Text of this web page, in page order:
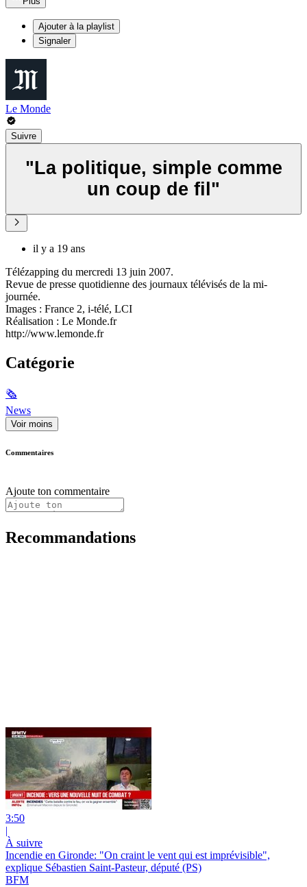
Ajouter à la playlist
Signaler
Le Monde
Suivre
"La politique, simple comme
un coup de fil"
il y a 19 ans
Télézapping du mercredi 13 juin 2007.
Revue de presse quotidienne des journaux télévisés de la mi-
journée.
Images : France 2, i-télé, LCI
Réalisation : Le Monde.fr
http://www.lemonde.fr
Catégorie
🗞
News
Voir moins
Commentaires
Ajoute ton commentaire
Recommandations
3:50
|
À suivre
Incendie en Gironde: "On craint le vent qui est imprévisible",
explique Sébastien Saint-Pasteur, député (PS)
BFM